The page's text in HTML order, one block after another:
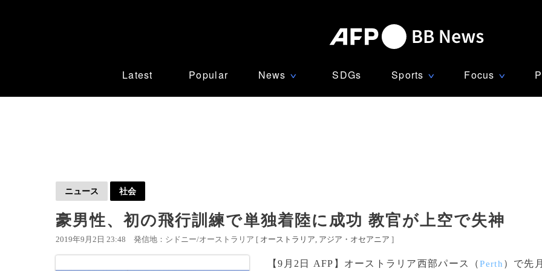
Latest Popular News ∨ SDGs Sports ∨ Focus ∨
ニュース 社会
豪男性、初の飛行訓練で単独着陸に成功 教官が上空で失神
2019年9月2日 23:48 発信地：シドニー/オーストラリア [ オーストラリア アジア・オセアニア ]
【9月2日 AFP】オーストラリア西部パース（Perth ）で先月